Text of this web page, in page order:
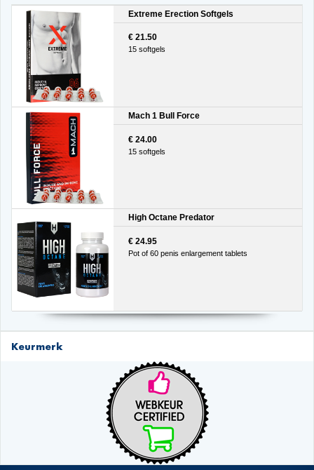
Extreme Erection Softgels
€ 21.50
15 softgels
Mach 1 Bull Force
€ 24.00
15 softgels
High Octane Predator
€ 24.95
Pot of 60 penis enlargement tablets
Keurmerk